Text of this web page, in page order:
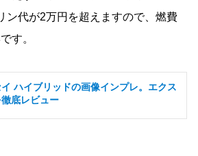
ン代が2万円を超えますので、燃費
す。
ハイブリッドの画像インプレ。エクス
底レビュー